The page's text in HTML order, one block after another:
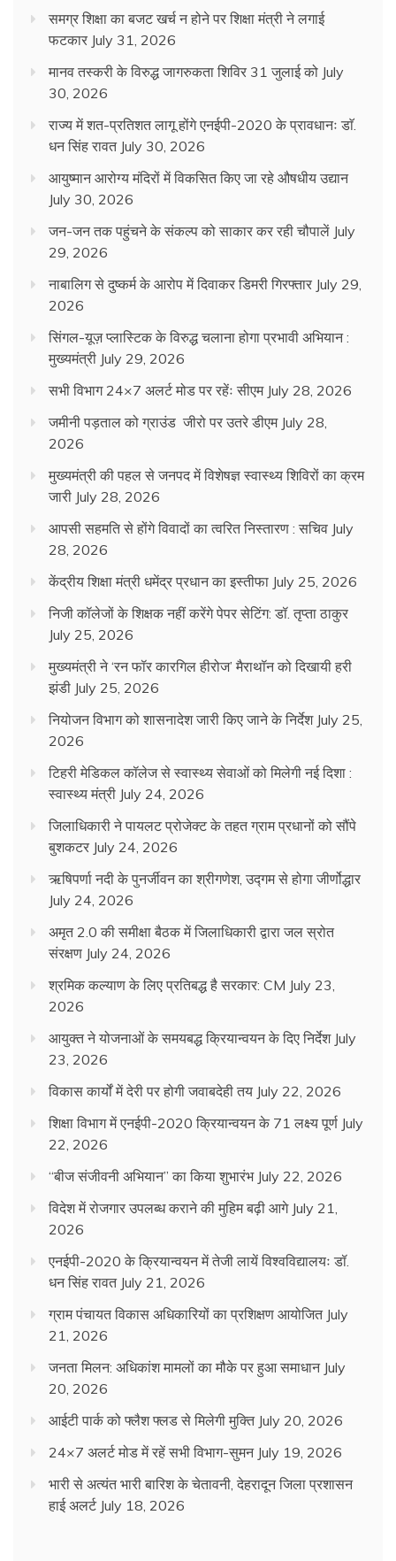
समग्र शिक्षा का बजट खर्च न होने पर शिक्षा मंत्री ने लगाई
फटकार July 31, 2026
मानव तस्करी के विरुद्ध जागरुकता शिविर 31 जुलाई को July
30, 2026
राज्य में शत-प्रतिशत लागू होंगे एनईपी-2020 के प्रावधानः डाॅ.
धन सिंह रावत July 30, 2026
आयुष्मान आरोग्य मंदिरों में विकसित किए जा रहे औषधीय उद्यान
July 30, 2026
जन-जन तक पहुंचने के संकल्प को साकार कर रही चौपालें July
29, 2026
नाबालिग से दुष्कर्म के आरोप में दिवाकर डिमरी गिरफ्तार July 29,
2026
सिंगल-यूज़ प्लास्टिक के विरुद्ध चलाना होगा प्रभावी अभियान :
मुख्यमंत्री July 29, 2026
सभी विभाग 24×7 अलर्ट मोड पर रहेंः सीएम July 28, 2026
जमीनी पड़ताल को ग्राउंड जीरो पर उतरे डीएम July 28,
2026
मुख्यमंत्री की पहल से जनपद में विशेषज्ञ स्वास्थ्य शिविरों का क्रम
जारी July 28, 2026
आपसी सहमति से होंगे विवादों का त्वरित निस्तारण : सचिव July
28, 2026
केंद्रीय शिक्षा मंत्री धमेंद्र प्रधान का इस्तीफा July 25, 2026
निजी कॉलेजों के शिक्षक नहीं करेंगे पेपर सेटिंग: डॉ. तृप्ता ठाकुर
July 25, 2026
मुख्यमंत्री ने ‘रन फॉर कारगिल हीरोज’ मैराथॉन को दिखायी हरी
झंडी July 25, 2026
नियोजन विभाग को शासनादेश जारी किए जाने के निर्देश July 25,
2026
टिहरी मेडिकल कॉलेज से स्वास्थ्य सेवाओं को मिलेगी नई दिशा :
स्वास्थ्य मंत्री July 24, 2026
जिलाधिकारी ने पायलट प्रोजेक्ट के तहत ग्राम प्रधानों को सौंपे
बुशकटर July 24, 2026
ऋषिपर्णा नदी के पुनर्जीवन का श्रीगणेश, उद्गम से होगा जीर्णोद्धार
July 24, 2026
अमृत 2.0 की समीक्षा बैठक में जिलाधिकारी द्वारा जल स्रोत
संरक्षण July 24, 2026
श्रमिक कल्याण के लिए प्रतिबद्ध है सरकार: CM July 23,
2026
आयुक्त ने योजनाओं के समयबद्ध क्रियान्वयन के दिए निर्देश July
23, 2026
विकास कार्यों में देरी पर होगी जवाबदेही तय July 22, 2026
शिक्षा विभाग में एनईपी-2020 क्रियान्वयन के 71 लक्ष्य पूर्ण July
22, 2026
“बीज संजीवनी अभियान” का किया शुभारंभ July 22, 2026
विदेश में रोजगार उपलब्ध कराने की मुहिम बढ़ी आगे July 21,
2026
एनईपी-2020 के क्रियान्वयन में तेजी लायें विश्वविद्यालयः डॉ.
धन सिंह रावत July 21, 2026
ग्राम पंचायत विकास अधिकारियों का प्रशिक्षण आयोजित July
21, 2026
जनता मिलन: अधिकांश मामलों का मौके पर हुआ समाधान July
20, 2026
आईटी पार्क को फ्लैश फ्लड से मिलेगी मुक्ति July 20, 2026
24×7 अलर्ट मोड में रहें सभी विभाग-सुमन July 19, 2026
भारी से अत्यंत भारी बारिश के चेतावनी, देहरादून जिला प्रशासन
हाई अलर्ट July 18, 2026